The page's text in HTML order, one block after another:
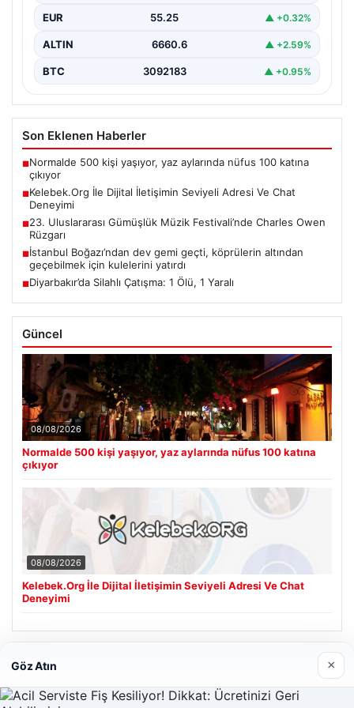
EUR 55.25 ▲ +0.32%
ALTIN 6660.6 ▲ +2.59%
BTC 3092183 ▲ +0.95%
Son Eklenen Haberler
■Normalde 500 kişi yaşıyor, yaz aylarında nüfus 100 katına
çıkıyor
■Kelebek.Org İle Dijital İletişimin Seviyeli Adresi Ve Chat
Deneyimi
■23. Uluslararası Gümüşlük Müzik Festivali’nde Charles Owen
Rüzgarı
■İstanbul Boğazı’ndan dev gemi geçti, köprülerin altından
geçebilmek için kulelerini yatırdı
■Diyarbakır’da Silahlı Çatışma: 1 Ölü, 1 Yaralı
Güncel
08/08/2026
Normalde 500 kişi yaşıyor, yaz aylarında nüfus 100 katına
çıkıyor
08/08/2026
Kelebek.Org İle Dijital İletişimin Seviyeli Adresi Ve Chat
Deneyimi
Son Eklenen Firmalar
Göz Atın ×